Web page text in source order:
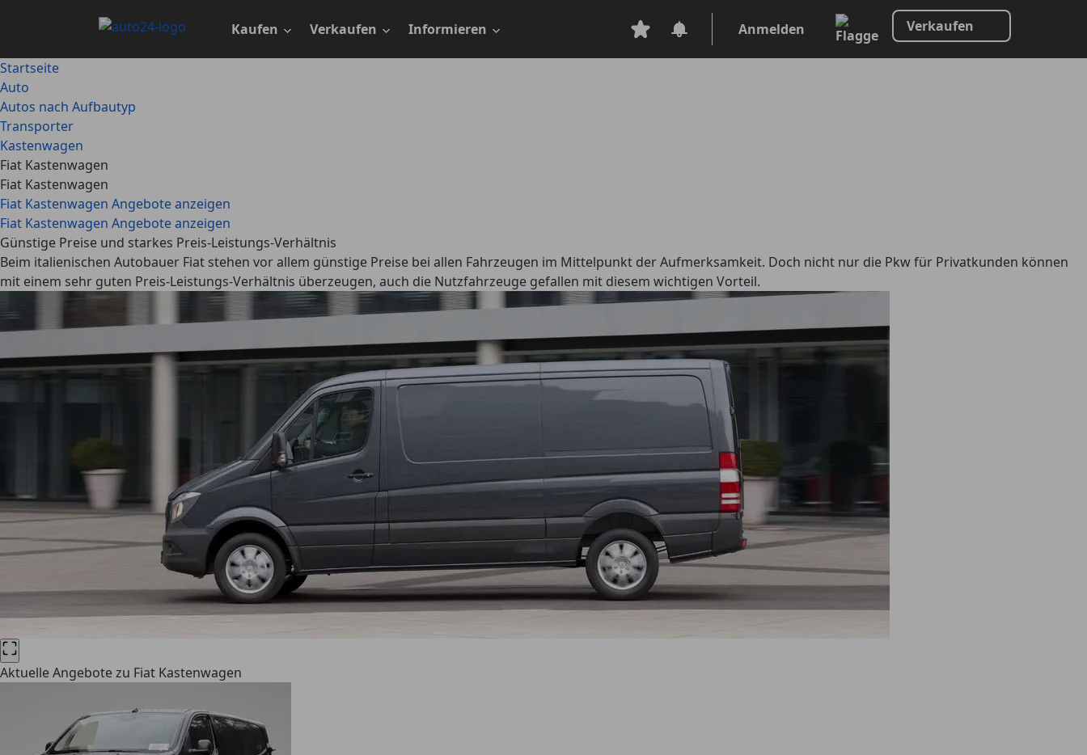
Kaufen Verkaufen Informieren Anmelden Verkaufen
Startseite
Auto
Autos nach Aufbautyp
Transporter
Kastenwagen
Fiat Kastenwagen
Fiat Kastenwagen
Fiat Kastenwagen Angebote anzeigen
Fiat Kastenwagen Angebote anzeigen
Günstige Preise und starkes Preis-Leistungs-Verhältnis
Beim italienischen Autobauer Fiat stehen vor allem günstige Preise bei allen Fahrzeugen im Mittelpunkt der Aufmerksamkeit. Doch nicht nur die Pkw für Privatkunden können
mit einem sehr guten Preis-Leistungs-Verhältnis überzeugen, auch die Nutzfahrzeuge gefallen mit diesem wichtigen Vorteil.
Aktuelle Angebote zu Fiat Kastenwagen